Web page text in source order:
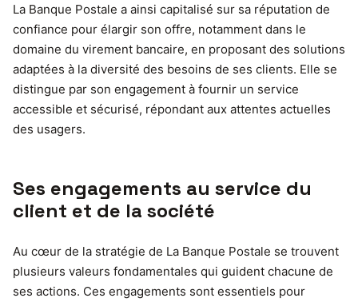
La Banque Postale a ainsi capitalisé sur sa réputation de
confiance pour élargir son offre, notamment dans le
domaine du virement bancaire, en proposant des solutions
adaptées à la diversité des besoins de ses clients. Elle se
distingue par son engagement à fournir un service
accessible et sécurisé, répondant aux attentes actuelles
des usagers.
Ses engagements au service du
client et de la société
Au cœur de la stratégie de La Banque Postale se trouvent
plusieurs valeurs fondamentales qui guident chacune de
ses actions. Ces engagements sont essentiels pour